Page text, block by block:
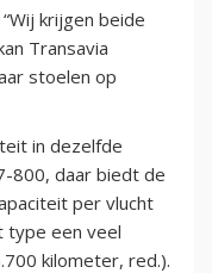
krijgen beide
Transavia
stoelen op
in dezelfde
800, daar biedt de
per vlucht
type een veel
kilometer, red.).